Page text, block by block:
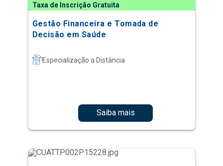
Taxa de Inscrição Gratuita
Gestão Financeira e Tomada de
Decisão em Saúde
Especialização a Distância
Saiba mais